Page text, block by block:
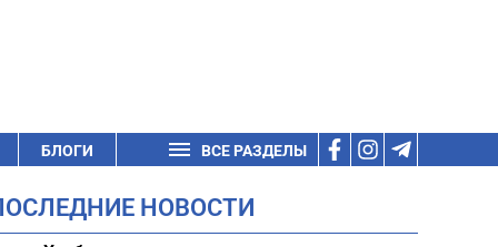
БЛОГИ ВСЕ РАЗДЕЛЫ
НОВОСТИ